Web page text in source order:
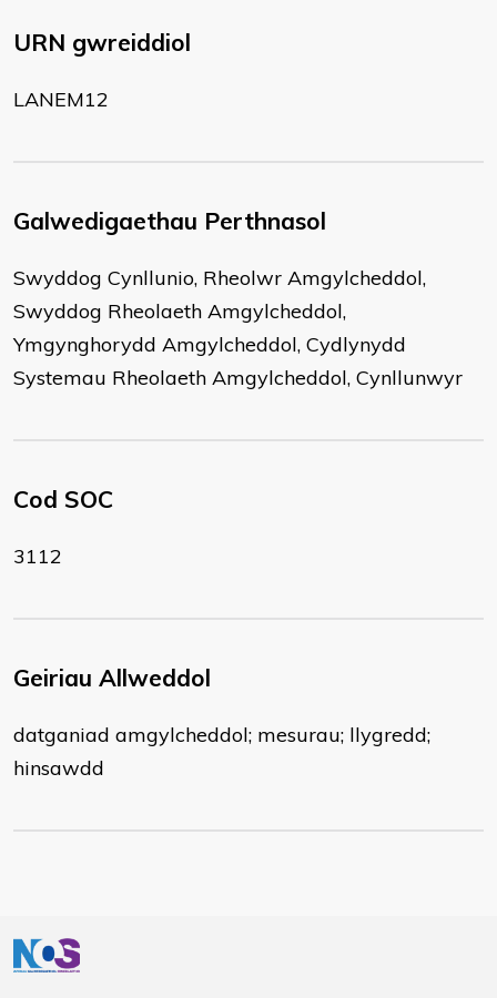
URN gwreiddiol
LANEM12
Galwedigaethau Perthnasol
Swyddog Cynllunio, Rheolwr Amgylcheddol,
Swyddog Rheolaeth Amgylcheddol,
Ymgynghorydd Amgylcheddol, Cydlynydd
Systemau Rheolaeth Amgylcheddol, Cynllunwyr
Cod SOC
3112
Geiriau Allweddol
datganiad amgylcheddol; mesurau; llygredd;
hinsawdd